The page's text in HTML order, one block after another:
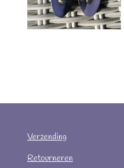
Verzending
Retourneren